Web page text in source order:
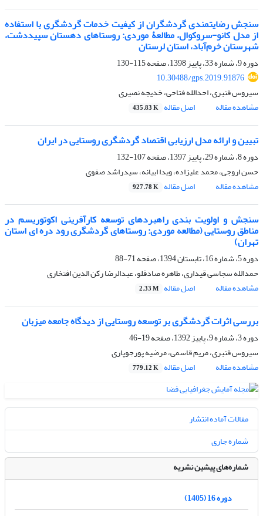
سنجش رضایتمندی گردشگران از کیفیت خدمات گردشگری با استفاده
از مدل کانو-سروکوال، مطالعۀ موردی: روستاهای دهستان سپیددشت،
شهرستان خرم‌آباد، استان لرستان
دوره 9، شماره 33، پاییز 1398، صفحه
115-130
10.30488/gps.2019.91876
سیروس قنبری، احدالله فتاحی، خدیجه نصیری
مشاهده مقاله
اصل مقاله 435.83 K
تبیین و ارائه مدل ارزیابی اقتصاد گردشگری روستایی در ایران
دوره 8، شماره 29، پاییز 1397، صفحه
107-132
حسن اروجی، محمد علیزاده، ویدا ابیانه، سیدراشد صفوی
مشاهده مقاله
اصل مقاله 927.78 K
سنجش و اولویت بندی راهبردهای توسعه کارآفرینی اکوتوریسم در
مناطق روستایی (مطالعه موردی: روستاهای گردشگری رود دره ای استان
تهران)
دوره 5، شماره 16، تابستان 1394، صفحه
71-88
حمدالله سجاسی قیداری، طاهره صادقلو، عبدالرضا رکن الدین افتخاری
مشاهده مقاله
اصل مقاله 2.33 M
بررسی اثرات گردشگری بر توسعه‌ روستایی از دیدگاه جامعه‌ میزبان
دوره 3، شماره 9، پاییز 1392، صفحه
19-46
سیروس قنبری، مریم قاسمی، مرضیه پورجوپاری
مشاهده مقاله
اصل مقاله 779.12 K
مقالات آماده انتشار
شماره جاری
شماره‌های پیشین نشریه
دوره 16 (1405)